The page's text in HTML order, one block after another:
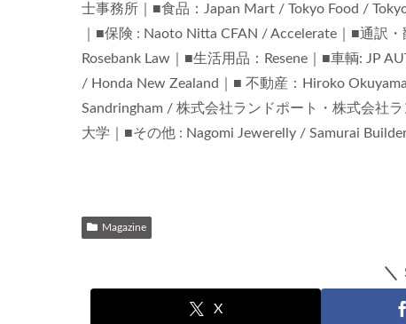
士事務所｜■食品：Japan Mart / Tokyo Food /
｜■保険 : Naoto Nitta CFAN / Accelerate｜■通訳
Rosebank Law｜■生活用品：Resene｜■車輌: JP
/ Honda New Zealand｜■ 不動産：Hiroko
Sandringham / 株式会社ランドポート・株式会社
大学｜■その他 : Nagomi Jewerelly / Samurai
Magazine
X